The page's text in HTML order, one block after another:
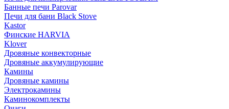
Банные печи Parovar
Печи для бани Black Stove
Kastor
Финские HARVIA
Klover
Дровяные конвекторные
Дровяные аккумулирующие
Камины
Дровяные камины
Электрокамины
Каминокомплекты